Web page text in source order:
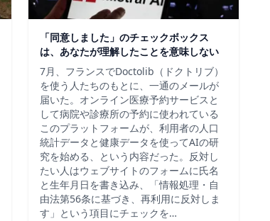
「同意しました」のチェックボックス
は、あなたが理解したことを意味しない
7月、フランスでDoctolib（ドクトリブ）
を使う人たちのもとに、一通のメールが
届いた。オンライン医療予約サービスと
して病院や診療所の予約に使われている
このプラットフォームが、利用者の人口
統計データと健康データを使ってAIの研
究を始める、という内容だった。反対し
たい人はウェブサイトのフォームに氏名
と生年月日を書き込み、「情報処理・自
由法第56条に基づき、再利用に反対しま
す」という項目にチェックを…